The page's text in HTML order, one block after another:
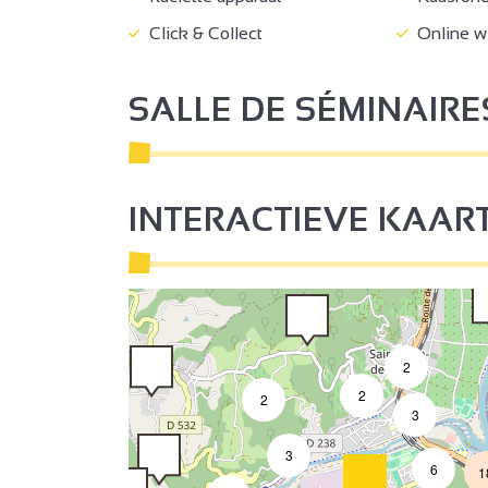
Click & Collect
Online
SALLE DE
INTERACTIEVE
2
2
2
2
3
2
3
6